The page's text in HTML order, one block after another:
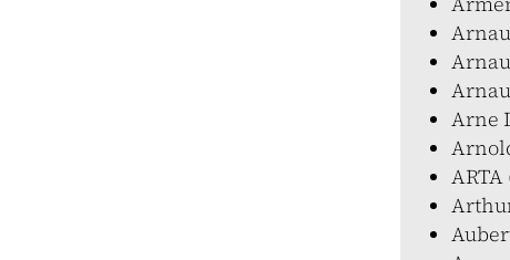
Arne
ARTA